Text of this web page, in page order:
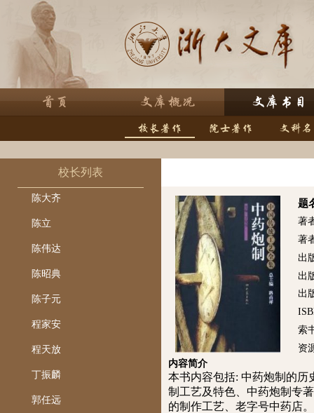
校长列表
陈大齐
陈立
陈伟达
陈昭典
陈子元
程家安
程天放
丁振麟
郭任远
题
著
著
出
出
出
索
资
内容简介
本书内容包括: 中药炮制的
制工艺及特色、中药炮制专
的制作工艺、老字号中药店。